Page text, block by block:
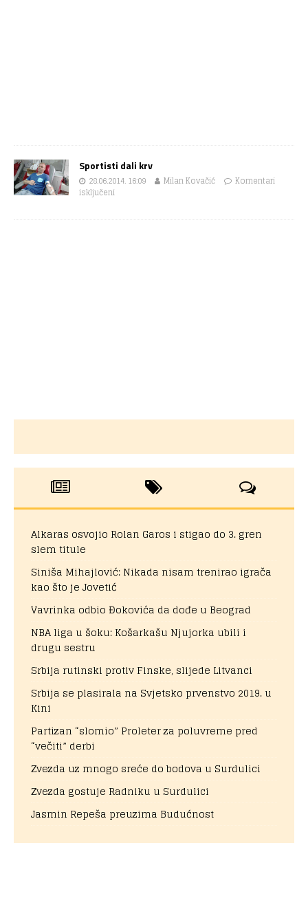
Sportisti dali krv
28.06.2014. 16:09 Milan Kovačić
Komentari
isključeni
Alkaras osvojio Rolan Garos i stigao do 3. gren
slem titule
Siniša Mihajlović: Nikada nisam trenirao igrača
kao što je Jovetić
Vavrinka odbio Đokovića da dođe u Beograd
NBA liga u šoku: Košarkašu Njujorka ubili i
drugu sestru
Srbija rutinski protiv Finske, slijede Litvanci
Srbija se plasirala na Svjetsko prvenstvo 2019. u
Kini
Partizan “slomio” Proleter za poluvreme pred
“večiti” derbi
Zvezda uz mnogo sreće do bodova u Surdulici
Zvezda gostuje Radniku u Surdulici
Jasmin Repeša preuzima Budućnost